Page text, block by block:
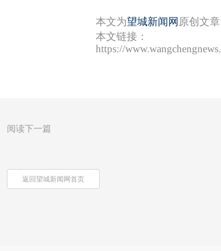
本文为望城新闻网 原创文
本文链接：
https://
阅读下一篇
返回望城新闻网首页